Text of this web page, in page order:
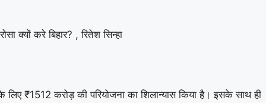
क्यों करे बिहार? , रितेश सिन्हा
₹1512 करोड़ की परियोजना का शिलान्यास किया है। इसके साथ ही